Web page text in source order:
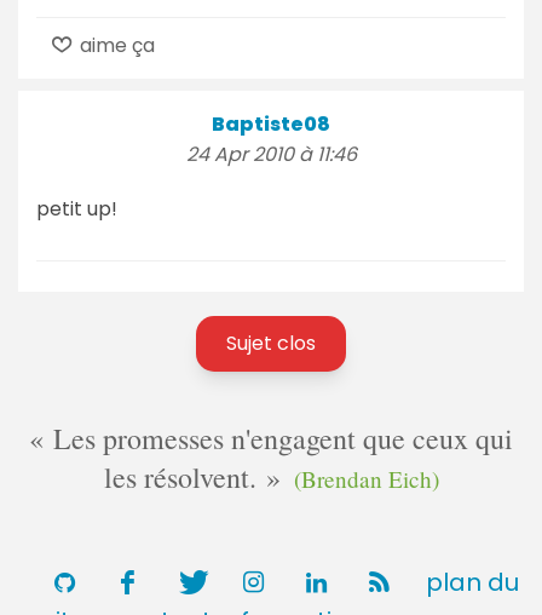
aime ça
Baptiste08
24 Apr 2010 à 11:46
petit up!
Sujet clos
Les promesses n'engagent que ceux qui
les résolvent.
(Brendan Eich)
plan du